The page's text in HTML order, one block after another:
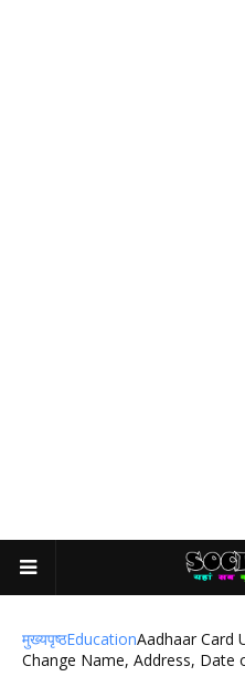
मुख्यपृष्ठEducationAadhaar Card
Change Name, Address, Date